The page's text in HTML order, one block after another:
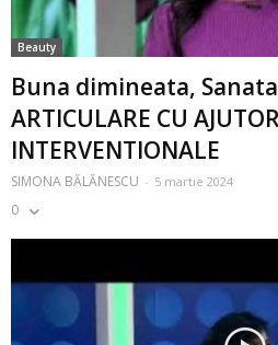
Beauty
Buna dimineata,
ARTICULARE CU
INTERVENTIONALE
SIMONA BĂLĂNESCU - 5 martie 2024
0